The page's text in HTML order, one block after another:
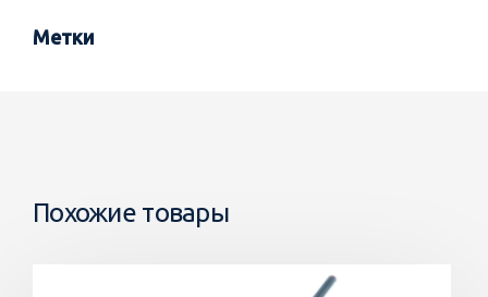
Метки
Похожие товары